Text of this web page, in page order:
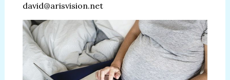
david@arisvision.net